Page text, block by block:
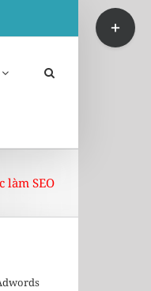
làm SEO
Toggle
Sliding
Bar